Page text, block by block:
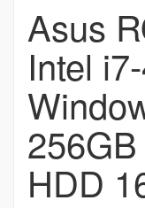
Asus
Intel
HDD